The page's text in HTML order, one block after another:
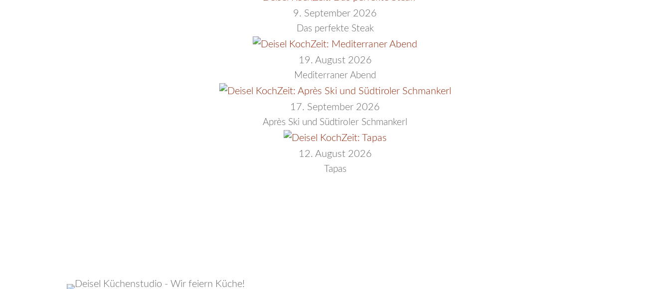
9. September 2026
Das perfekte Steak
19. August 2026
Mediterraner Abend
17. September 2026
Après Ski und Südtiroler Schmankerl
12. August 2026
Tapas